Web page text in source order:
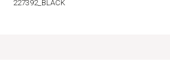
227392_BLACK